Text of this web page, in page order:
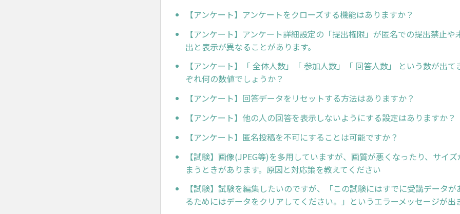
【アンケート】アンケートをクローズする機能はありますか？
【アンケート】アンケート詳細設定の「提出権限」が匿名での提出禁止
出と表示が異なることがあります。
【アンケート】「 全体人数」「 参加人数」「 回答人数」 という数が出
ぞれ何の数値でしょうか？
【アンケート】回答データをリセットする方法はありますか？
【アンケート】他の人の回答を表示しないようにする設定はありますか？
【アンケート】匿名投稿を不可にすることは可能ですか？
【試験】画像(JPEG等)を多用していますが、画質が悪くなったり、サイ
まうときがあります。原因と対応策を教えてください
【試験】試験を編集したいのですが、「この試験にはすでに受講データ
るためにはデータをクリアしてください。」というエラーメッセージが出